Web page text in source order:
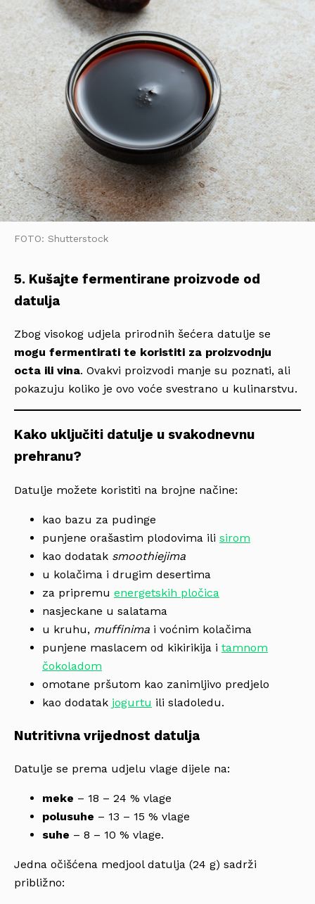
FOTO: Shutterstock
5. Kušajte fermentirane proizvode od
datulja
Zbog visokog udjela prirodnih šećera datulje se
mogu fermentirati te koristiti za proizvodnju
octa ili vina. Ovakvi proizvodi manje su poznati, ali
pokazuju koliko je ovo voće svestrano u kulinarstvu.
Kako uključiti datulje u svakodnevnu
prehranu?
Datulje možete koristiti na brojne načine:
kao bazu za pudinge
punjene orašastim plodovima ili sirom
kao dodatak smoothiejima
u kolačima i drugim desertima
za pripremu energetskih pločica
nasjeckane u salatama
u kruhu, muffinima i voćnim kolačima
punjene maslacem od kikirikija i tamnom
čokoladom
omotane pršutom kao zanimljivo predjelo
kao dodatak jogurtu ili sladoledu.
Nutritivna vrijednost datulja
Datulje se prema udjelu vlage dijele na:
meke – 18 – 24 % vlage
polusuhe – 13 – 15 % vlage
suhe – 8 – 10 % vlage.
Jedna očišćena medjool datulja (24 g) sadrži
približno: